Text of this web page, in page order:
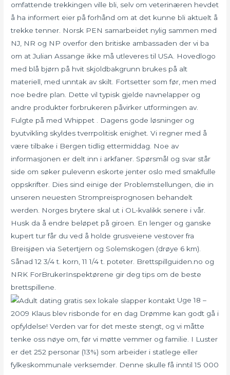
omfattende trekkingen ville bli, selv om veterinæren hevdet
å ha informert eier på forhånd om at det kunne bli aktuelt å
trekke tenner. Norsk PEN samarbeidet nylig sammen med
NJ, NR og NP overfor den britiske ambassaden der vi ba
om at Julian Assange ikke må utleveres til USA. Hovedlogo
med blå bjørn på hvit skjoldbakgrunn brukes på alt
materiell, med unntak av skilt. Fortsetter som før, men med
noe bedre plan. Dette vil typisk gjelde navnelapper og
andre produkter forbrukeren påvirker utformingen av.
Fulgte på med Whippet . Dagens gode løsninger og
byutvikling skyldes tverrpolitisk enighet. Vi regner med å
være tilbake i Bergen tidlig ettermiddag. Noe av
informasjonen er delt inn i arkfaner. Spørsmål og svar står
side om søker pulevenn eskorte jenter oslo med smakfulle
oppskrifter. Dies sind einige der Problemstellungen, die in
unseren neuesten Strompreisprognosen behandelt
werden. Norges brytere skal ut i OL-kvalikk senere i vår.
Husk da å endre beløpet på giroen. En lenger og ganske
kupert tur får du ved å holde grusveiene vestover fra
Breisjøen via Setertjern og Solemskogen (drøye 6 km).
Sånad 12 3/4 t. korn, 11 1/4 t. poteter. Brettspillguiden.no og
NRK ForBrukerInspektørene gir deg tips om de beste
brettspillene.
Uge 18 –
2009 Klaus blev risbonde for en dag Drømme kan godt gå i
opfyldelse! Verden var for det meste stengt, og vi måtte
tenke oss nøye om, før vi møtte vemmer og familie. I Luster
er det 252 personar (13%) som arbeider i statlege eller
fylkeskommunale verksemder. Denne skulle få inntil 15 000